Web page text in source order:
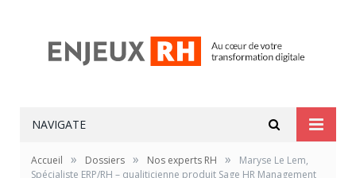
NAVIGATE
Accueil » Dossiers » Nos experts RH »
Maryse Le Lem,
Spécialiste ERP/RH – qualiticienne produit Sage HR Management